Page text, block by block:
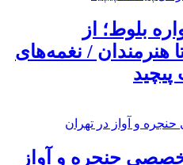
بلوط؛ از
هنرمندان / نغمه‌های
حنجره و آواز